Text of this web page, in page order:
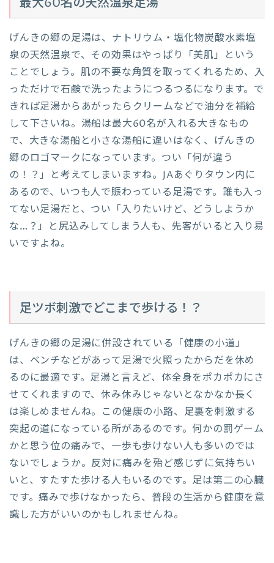
げんきの郷の足湯は、ナトリウム・塩化物炭酸水素塩
泉の天然温泉で、その効果はやっぱり「美肌」という
ことでしょう。肌の不要な角質を取ってくれるため、入
っただけで石鹸で洗ったようにつるつるになります。で
きれば足湯からあがったらクリームなどで油分を補給
して下さいね。湯船は最大60名が入れる大きなもの
で、大きな湯船と小さな湯船に違いはなく、げんきの
郷のロゴマークになっています。つい「何が違う
の！？」と考えてしまいますね。JAあぐりタウン内に
あるので、いつも人で賑わっている足湯です。誰も入っ
てない足湯だと、つい「入りたいけど、どうしようか
な…？」と尻込みしてしまう人も、先客がいると入り易
いですよね。
足ツボ刺激でどこまで歩ける！？
げんきの郷の足湯に併設されている「健康の小道」
は、ベンチなどがあって足湯で火照ったからだを休め
るのに最適です。足湯と言えど、体全身をポカポカにさ
せてくれますので、休み休みじゃないとなかなか長く
は楽しめませんね。この健康の小路、足裏を刺激する
突起の道になっている所があるのです。何かの罰ゲーム
かと思う位の痛みで、一歩も歩けない人も多いのでは
ないでしょうか。反対に痛みを殆ど感じずに気持ちい
いと、すたすた歩ける人もいるのです。足は第二の心臓
です。痛みで歩けなかったら、普段の生活から健康を意
識した方がいいのかもしれませんね。